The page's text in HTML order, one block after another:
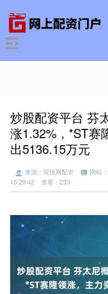
炒股配资平台 芬
涨1.32%，*ST赛
出5136.15万元
来源：双悦网配资 网站
15:29:42
查看：233